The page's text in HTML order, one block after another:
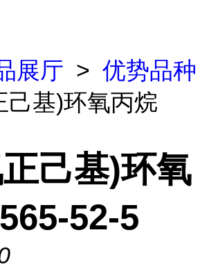
展厅 > 优势品种
己基)环氧丙烷
己基)环氧
52-5